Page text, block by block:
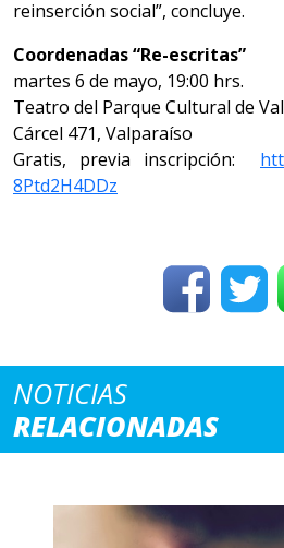
reinserción social”, concluye.
Coordenadas “Re-escritas”
martes 6 de mayo, 19:00 hrs.
Teatro del Parque Cultural de
Cárcel 471, Valparaíso
Gratis, previa inscripción:
8Ptd2H4DDz
NOTICIAS
RELACIONADAS